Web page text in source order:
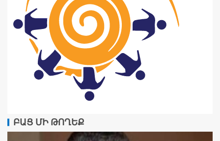
ԲԱՑ ՄԻ ԹՈՂԵՔ